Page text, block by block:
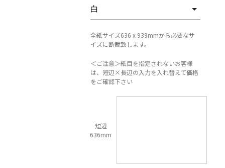
全紙サイズ636 x 939mmから必要なサ
イズに断裁致します。
＜ご注意＞紙目を指定されないお客様
は、短辺×長辺の入力を入れ替えて価格
をご確認下さい
短辺
636mm